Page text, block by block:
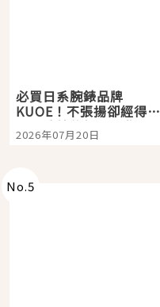
必買日系腕錶品牌
KUOE！不張揚卻經得起
時間洗鍊的經典之作五
選
2026年07月20日
No.5